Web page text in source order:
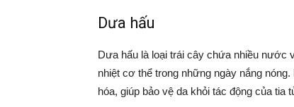
Dưa hấu
Dưa hấu là loại trái cây chứa nhiều nước
nhiệt cơ thể trong những ngày nắng
hóa, giúp bảo vệ da khỏi tác động của tia